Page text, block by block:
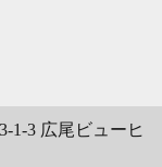
1-3 広尾ビューヒ